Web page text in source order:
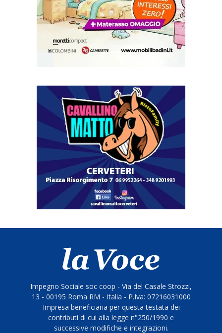
Impegno Sociale soc coop - Via del Casale Strozzi,
13 - 00195 Roma RM - Italia - P.Iva: 07216031000
Impresa beneficiaria per questa testata dei
contributi di cui alla legge n°250/1990 e
successive modifiche e integrazioni.